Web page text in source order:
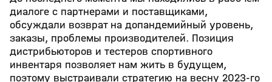
диалоге с партнерами и поставщиками,
обсуждали возврат на допандемийный уровень,
заказы, проблемы производителей. Позиция
дистрибьюторов и тестеров спортивного
инвентаря позволяет нам жить в будущем,
поэтому выстраивали стратегию на весну 2023-го